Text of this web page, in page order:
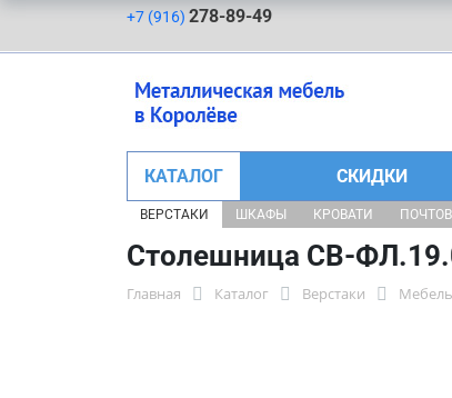
+7 (916) 278-89-49
КАТАЛОГ СКИДКИ
ВЕРСТАКИ ШКАФЫ КРОВАТИ
Столешница СВ-
Главная Каталог Верстаки